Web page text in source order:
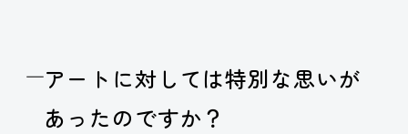
アートに対しては特別な思いが
あったのですか？